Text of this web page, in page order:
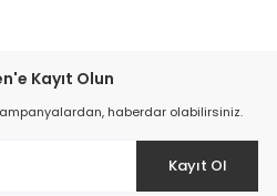
Kayıt Olun
haberdar olabilirsiniz.
Kayıt Ol